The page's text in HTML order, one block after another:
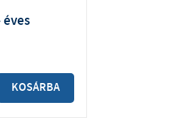
KOSÁRBA